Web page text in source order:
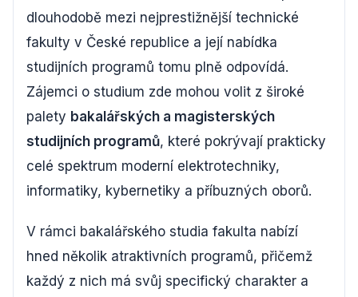
dlouhodobě mezi nejprestižnější technické
fakulty v České republice a její nabídka
studijních programů tomu plně odpovídá.
Zájemci o studium zde mohou volit z široké
palety bakalářských a magisterských
studijních programů, které pokrývají prakticky
celé spektrum moderní elektrotechniky,
informatiky, kybernetiky a příbuzných oborů.
V rámci bakalářského studia fakulta nabízí
hned několik atraktivních programů, přičemž
každý z nich má svůj specifický charakter a